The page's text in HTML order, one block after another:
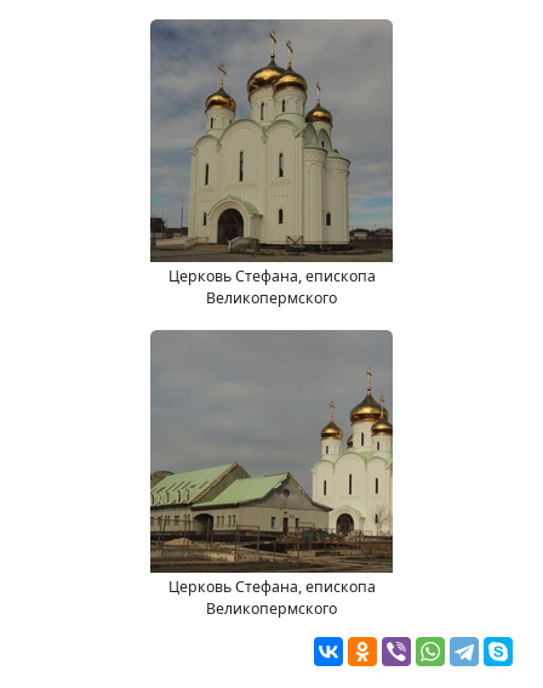
Церковь Стефана, епископа
Великопермского
Церковь Стефана, епископа
Великопермского